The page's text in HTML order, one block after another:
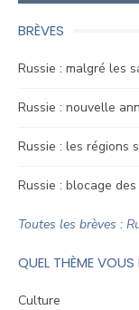
BRÈVES
Russie : malgré les
Russie : nouvelle
Russie : les régions
Russie : blocage
Toutes les brèves :
QUEL THÈME VOUS
Culture